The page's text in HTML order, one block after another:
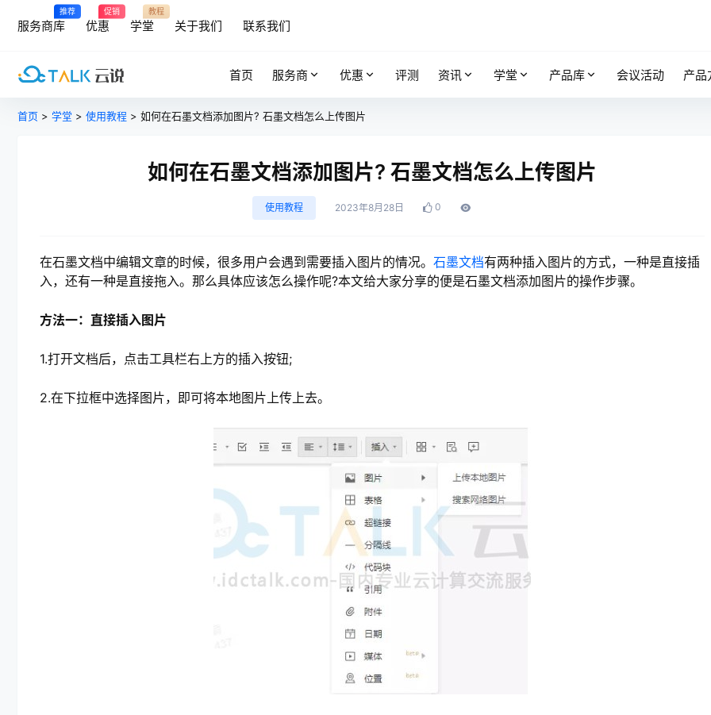
推荐
服务商库
促销
优惠
教程
学堂 关于我们 联系我们
首页 服务商 优惠 评测 资讯 学堂 产品库 会议活动 产品
首页 > 学堂 > 使用教程 > 如何在石墨文档添加图片? 石墨文档怎么上传图片
如何在石墨文档添加图片? 石墨文档怎么上传图片
使用教程 2023年8月28日 0
在石墨文档中编辑文章的时候，很多用户会遇到需要插入图片的情况。 石墨文档有两种插入图片的方式，一种是直接插
入，还有一种是直接拖入。那么具体应该怎么操作呢?本文给大家分享的便是石墨文档添加图片的操作步骤。
方法一：直接插入图片
1.打开文档后，点击工具栏右上方的插入按钮;
2.在下拉框中选择图片，即可将本地图片上传上去。